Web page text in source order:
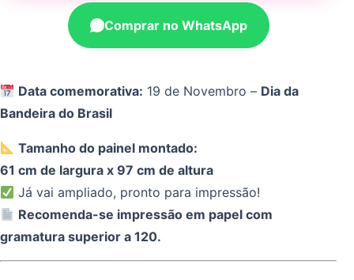
Comprar no WhatsApp
Data comemorativa: 19 de Novembro – Dia da
Bandeira do Brasil
Tamanho do painel montado:
61 cm de largura x 97 cm de altura
Já vai ampliado, pronto para impressão!
Recomenda-se impressão em papel com
gramatura superior a 120.